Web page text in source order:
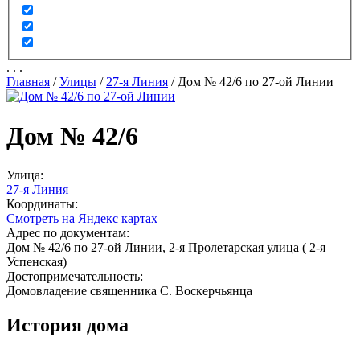
. . .
Главная /Улицы / 27-я Линия / Дом № 42/6 по 27-ой Линии
Дом № 42/6
Улица:
27-я Линия
Координаты:
Смотреть на Яндекс картах
Адрес по документам:
Дом № 42/6 по 27-ой Линии, 2-я Пролетарская улица ( 2-я
Успенская)
Достопримечательность:
Домовладение священника С. Воскерчьянца
История дома